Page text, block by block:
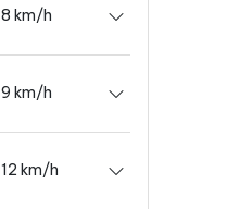
8 km/h
9 km/h
12 km/h